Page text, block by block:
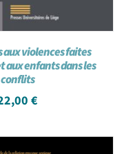
aux violences faites
aux enfants dans les
conflits
€